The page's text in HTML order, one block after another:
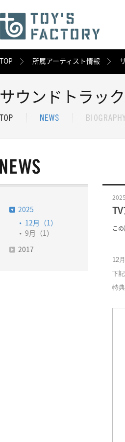
TOP 所属アーティスト情報
サウンドトラック
2025
12月（1）
9月（1）
2017
こ
12月
下
特